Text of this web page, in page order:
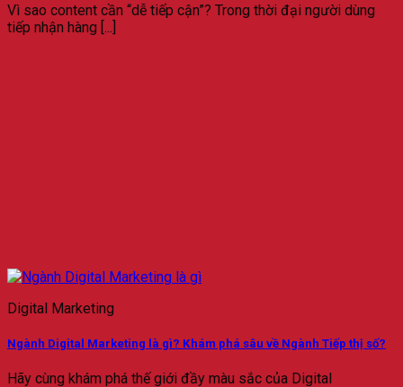
Vì sao content cần “dễ tiếp cận”? Trong thời đại người dùng
tiếp nhận hàng [...]
Digital Marketing
Ngành Digital Marketing là gì? Khám phá sâu về Ngành Tiếp thị số?
Hãy cùng khám phá thế giới đầy màu sắc của Digital